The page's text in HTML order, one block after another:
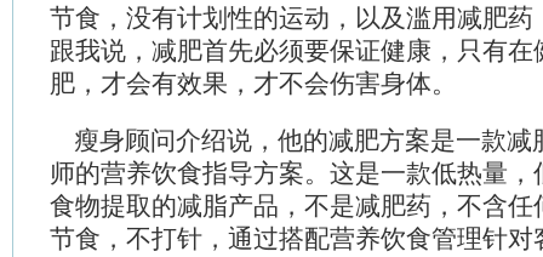
节食，没有计划性的运动，以及滥用减肥
跟我说，减肥首先必须要保证健康，只有在
肥，才会有效果，才不会伤害身体。
瘦身顾问介绍说，他的减肥方案是一款减
师的营养饮食指导方案。这是一款低热量
食物提取的减脂产品，不是减肥药，不含
节食，不打针，通过搭配营养饮食管理针